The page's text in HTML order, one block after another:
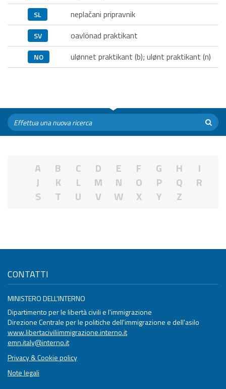
SL neplačani pripravnik
SV oavlönad praktikant
NO ulønnet praktikant (b); ulønt praktikant (n)
A B C D E F G H
I
J
K L M N O P Q
R
S
T U V W X Y Z
CONTATTI
MINISTERO DELL'INTERNO
Dipartimento per le libertà civili e l'immigrazione
Direzione Centrale per le politiche dell'immigrazione e dell'asilo
www.libertaciviliimmigrazione.interno.it
emn.italy@interno.it
Privacy & Cookie policy
Note legali